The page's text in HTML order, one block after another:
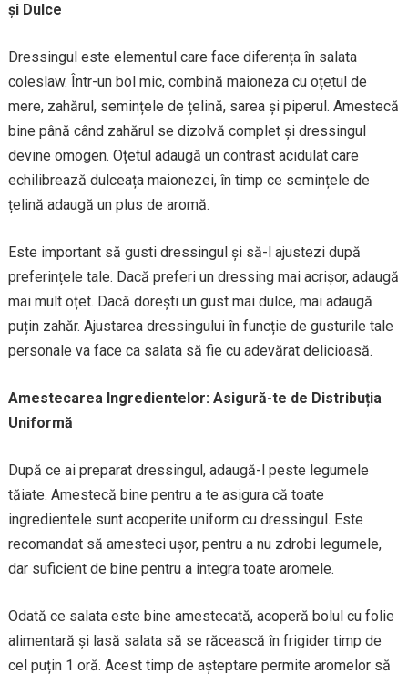
și Dulce
Dressingul este elementul care face diferența în salata
coleslaw. Într-un bol mic, combină maioneza cu oțetul de
mere, zahărul, semințele de țelină, sarea și piperul. Amestecă
bine până când zahărul se dizolvă complet și dressingul
devine omogen. Oțetul adaugă un contrast acidulat care
echilibrează dulceața maionezei, în timp ce semințele de
țelină adaugă un plus de aromă.
Este important să gusti dressingul și să-l ajustezi după
preferințele tale. Dacă preferi un dressing mai acrișor, adaugă
mai mult oțet. Dacă dorești un gust mai dulce, mai adaugă
puțin zahăr. Ajustarea dressingului în funcție de gusturile tale
personale va face ca salata să fie cu adevărat delicioasă.
Amestecarea Ingredientelor: Asigură-te de Distribuția
Uniformă
După ce ai preparat dressingul, adaugă-l peste legumele
tăiate. Amestecă bine pentru a te asigura că toate
ingredientele sunt acoperite uniform cu dressingul. Este
recomandat să amesteci ușor, pentru a nu zdrobi legumele,
dar suficient de bine pentru a integra toate aromele.
Odată ce salata este bine amestecată, acoperă bolul cu folie
alimentară și lasă salata să se răcească în frigider timp de
cel puțin 1 oră. Acest timp de așteptare permite aromelor să